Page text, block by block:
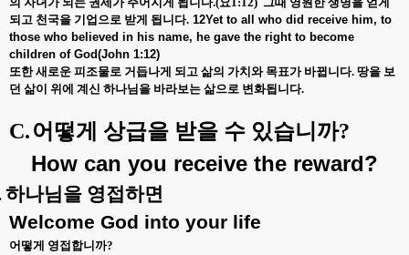
되고 천국을 기업으로 받게 됩니다. 12Yet to all who did receive him, to
those who believed in his name, he gave the right to become
children of God(John 1:12)
또한 새로운 피조물로 거듭나게 되고 삶의 가치와 목표가 바뀝니다. 땅을 보
던 삶이 위에 계신 하나님을 바라보는 삶으로 변화됩니다.
C.어떻게 상급을 받을 수 있습니까?
How can you receive the reward?
하나님을 영접하면
Welcome God into your life
어떻게 영접합니까?